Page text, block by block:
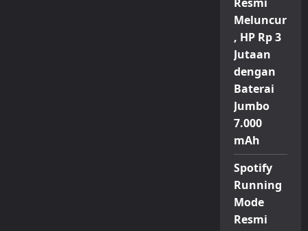
Meluncur
, HP Rp 3
Jutaan
dengan
Baterai
Jumbo
7.000
mAh
Spotify
Running
Mode
Resmi